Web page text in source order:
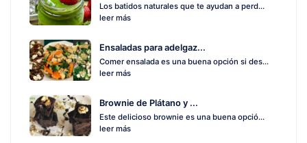
Los batidos naturales que te ayudan a perd...
leer más
Ensaladas para adelgaz...
Comer ensalada es una buena opción si des...
leer más
Brownie de Plátano y ...
Este delicioso brownie es una buena opció...
leer más